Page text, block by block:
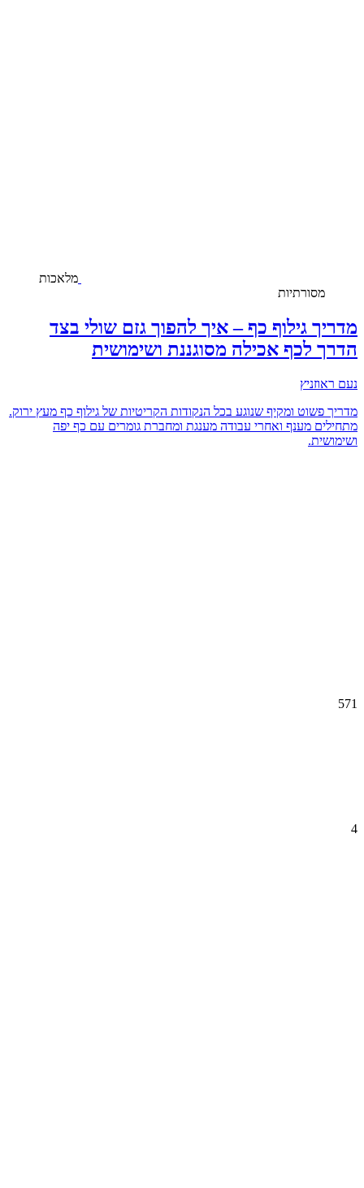
מלאכות
מסורתיות
מדריך גילוף כף – איך להפוך גזם שולי בצד
הדרך לכף אכילה מסוגננת ושימושית
נעם ראוזניץ
מדריך פשוט ומקיף שנוגע בכל הנקודות הקריטיות של גילוף כף מעץ ירוק.
מתחילים מענף ואחרי עבודה מענגת ומחברת גומרים עם כף יפה
ושימושית.
571
4